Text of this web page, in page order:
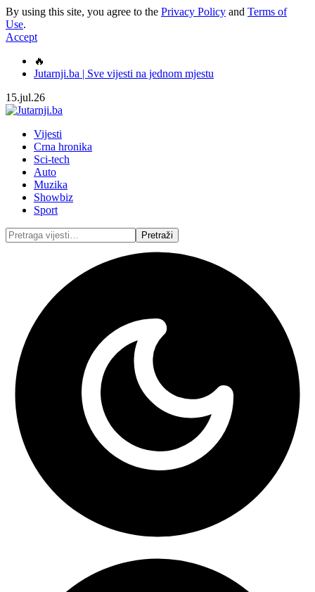
By using this site, you agree to the Privacy Policy and Terms of
Use.
Accept
🔥
Jutarnji.ba | Sve vijesti na jednom mjestu
15.jul.26
Vijesti
Crna hronika
Sci-tech
Auto
Muzika
Showbiz
Sport